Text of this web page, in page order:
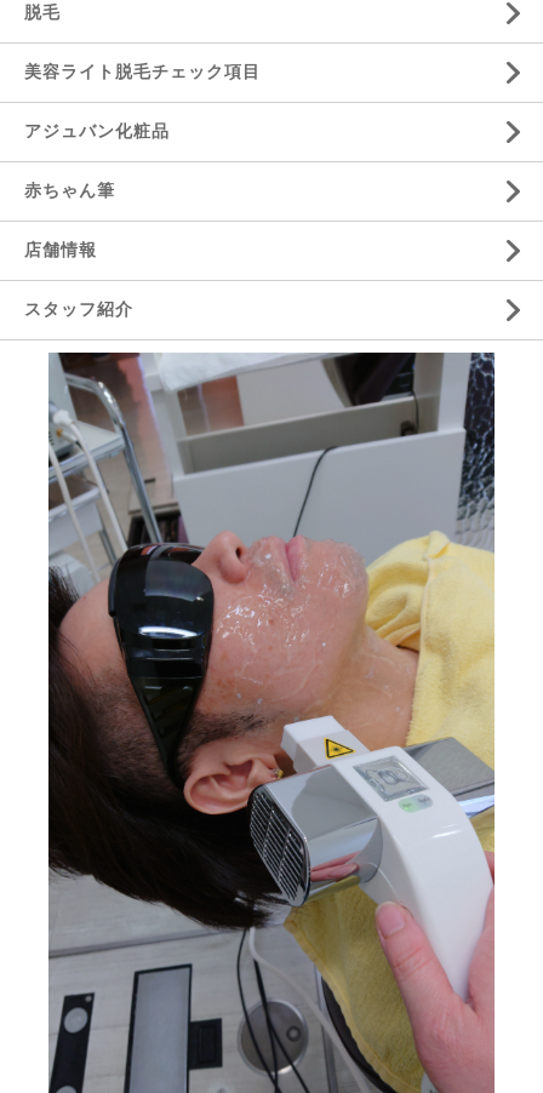
脱毛
美容ライト脱毛チェック項目
アジュバン化粧品
赤ちゃん筆
店舗情報
スタッフ紹介